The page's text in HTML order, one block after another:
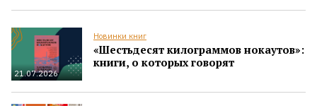
21.07.2026
Новинки книг
«Шестьдесят килограммов нокаутов»:
книги, о которых говорят